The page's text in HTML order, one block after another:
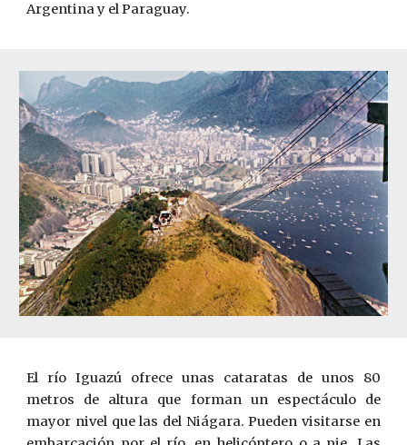
Argentina y el Paraguay.
El río Iguazú ofrece unas cataratas de unos 80
metros de altura que forman un espectáculo de
mayor nivel que las del Niágara. Pueden visitarse en